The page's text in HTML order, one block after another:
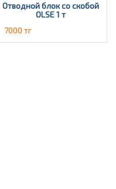
Отводной блок со скобой
OLSE 1 т
7000 тг